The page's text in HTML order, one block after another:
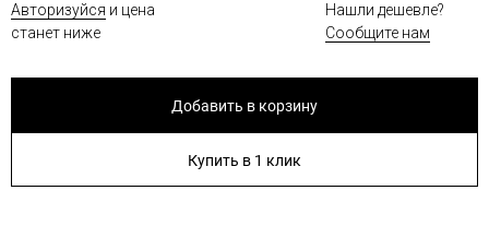
Авторизуйся и цена
станет ниже
Нашли дешевле?
Сообщите нам
Добавить в корзину
Купить в 1 клик